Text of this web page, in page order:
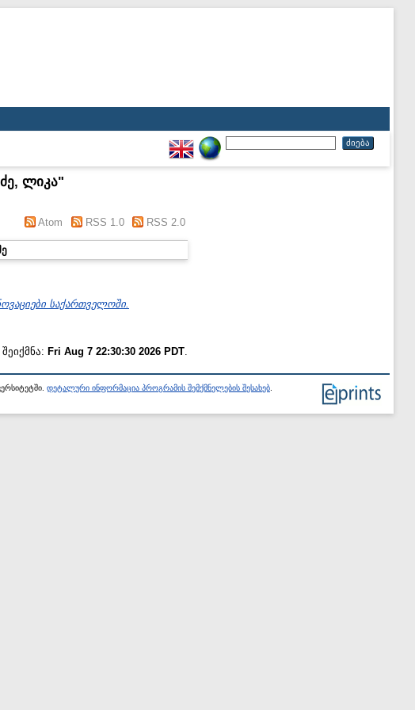
ლიკა"
Atom RSS 1.0 RSS 2.0
საქართველოში.
Fri Aug 7 22:30:30 2026 PDT
დეტალური ინფორმაცია პროგრამის შემქმნელების შესახებ